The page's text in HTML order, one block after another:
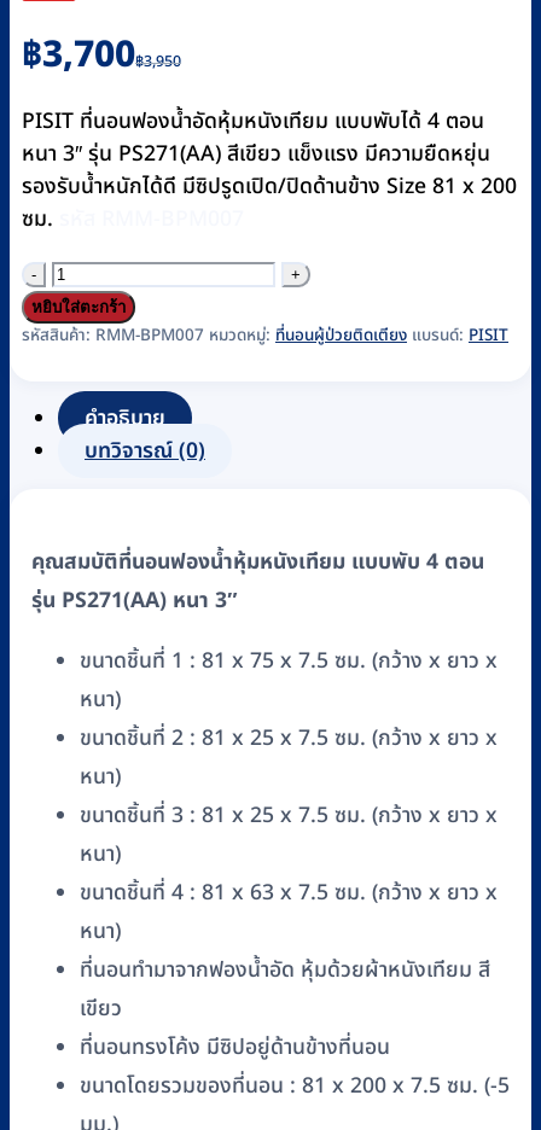
฿3,950
Original
price
was:
฿3,950.
฿3,700
Current
price
is:
฿3,700.
PISIT ที่นอนฟองน้ำอัดหุ้มหนังเทียม แบบพับได้ 4 ตอน
หนา 3″ รุ่น PS271(AA) สีเขียว แข็งแรง มีความยืดหยุ่น
รองรับน้ำหนักได้ดี มีซิปรูดเปิด/ปิดด้านข้าง Size 81 x 200
ซม.
จำนวน
ที่นอน
ผู้
4
ตอน
PISIT
เบาะ
ฟองน้ำ
แข็ง
หนัง
หนา
3
ชิ้น
หยิบใส่ตะกร้า
รหัสสินค้า: RMM-BPM007 หมวดหมู่: ที่นอนผู้ป่วยติดเตียง แบรนด์: PISIT
คำอธิบาย
บทวิจารณ์ (0)
คุณสมบัติที่นอนฟองน้ำหุ้มหนังเทียม แบบพับ 4 ตอน
รุ่น PS271(AA) หนา 3″
ขนาดชิ้นที่ 1 : 81 x 75 x 7.5 ซม. (กว้าง x ยาว x
หนา)
ขนาดชิ้นที่ 2 : 81 x 25 x 7.5 ซม. (กว้าง x ยาว x
หนา)
ขนาดชิ้นที่ 3 : 81 x 25 x 7.5 ซม. (กว้าง x ยาว x
หนา)
ขนาดชิ้นที่ 4 : 81 x 63 x 7.5 ซม. (กว้าง x ยาว x
หนา)
ที่นอนทำมาจากฟองน้ำอัด หุ้มด้วยผ้าหนังเทียม สี
เขียว
ที่นอนทรงโค้ง มีซิปอยู่ด้านข้างที่นอน
ขนาดโดยรวมของที่นอน : 81 x 200 x 7.5 ซม. (-5